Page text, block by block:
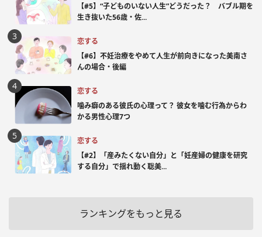
【#5】“子どものいない人生”どうだった？ バブル期を
生き抜いた56歳・佐...
恋する
【#6】不妊治療をやめて人生が前向きになった美南さ
んの場合・後編
恋する
噛み癖のある彼氏の心理って？ 彼女を噛む行為からわ
かる男性心理7つ
恋する
【#2】「産みたくない自分」と「妊産婦の健康を研究
する自分」で揺れ動く聡美...
ランキングをもっと見る